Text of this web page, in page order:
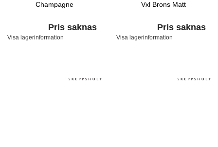
Champagne
Pris saknas
Visa lagerinformation
Vxl Brons Matt
Pris saknas
Visa lagerinformation